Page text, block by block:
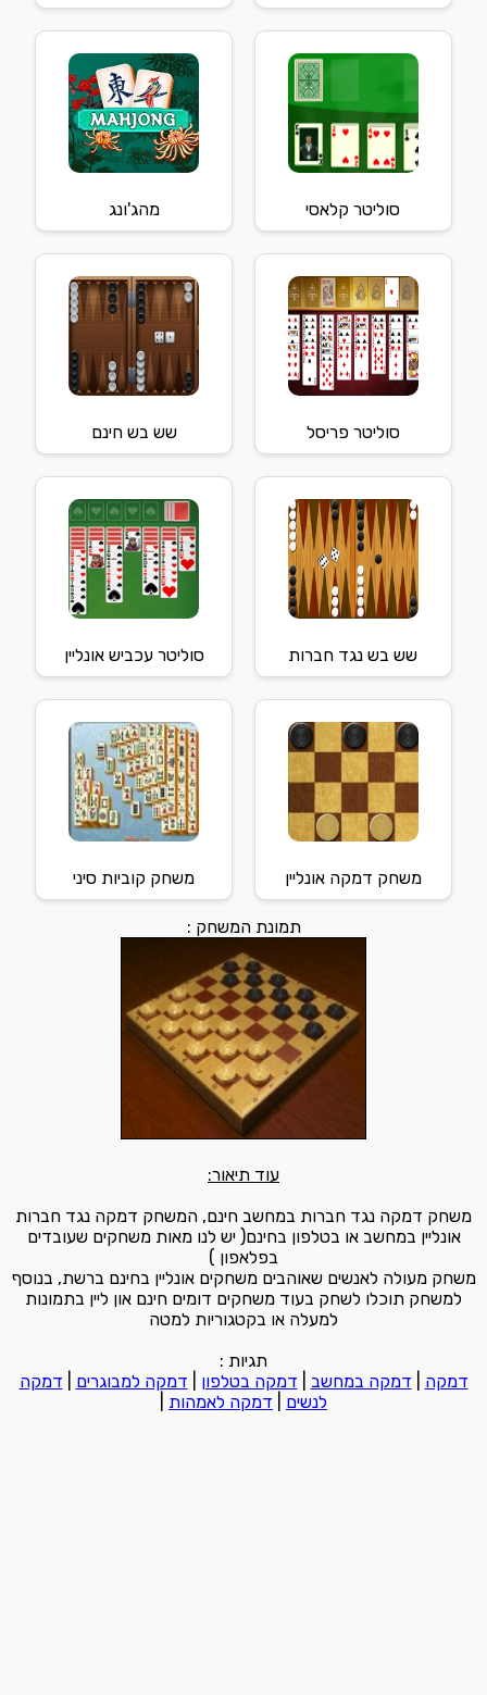
סוליטר קלאסי מהג'ונג
סוליטר פריסל שש בש חינם
שש בש נגד חברות סוליטר עכביש אונליין
משחק דמקה אונליין משחק קוביות סיני
תמונת המשחק :
עוד תיאור:
משחק דמקה נגד חברות במחשב חינם, המשחק דמקה נגד חברות
אונליין במחשב או בטלפון בחינם( יש לנו מאות משחקים שעובדים
בפלאפון )
משחק מעולה לאנשים שאוהבים משחקים אונליין בחינם ברשת, בנוסף
למשחק תוכלו לשחק בעוד משחקים דומים חינם און ליין בתמונות
למעלה או בקטגוריות למטה
תגיות :
דמקה
דמקה במחשב דמקה בטלפון דמקה למבוגרים
דמקה
לנשים
דמקה לאמהות